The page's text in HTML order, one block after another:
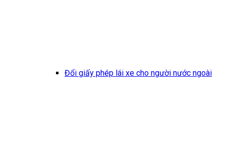
Đổi giấy phép lái xe cho người nước ngoài